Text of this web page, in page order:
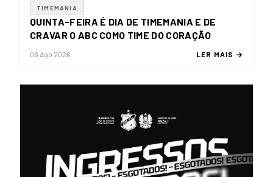
TIMEMANIA
QUINTA-FEIRA É DIA DE TIMEMANIA E DE
CRAVAR O ABC COMO TIME DO CORAÇÃO
06 Ago 2026 LER MAIS →